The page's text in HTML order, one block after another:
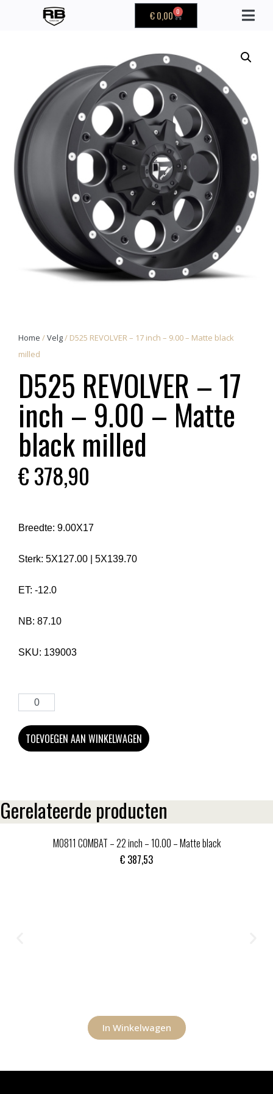
€0,00 0
Home /Velg/ D525 REVOLVER – 17 inch – 9.00 – Matte black
milled
D525 REVOLVER – 17
inch – 9.00 – Matte
black milled
€378,90
Breedte: 9.00X17
Sterk: 5X127.00 5X139.70
ET: -12.0
NB: 87.10
SKU: 139003
TOEVOEGEN AAN WINKELWAGEN
Gerelateerde producten
MO811 COMBAT – 22 inch – 10.00 – Matte black
€ 387,53
In Winkelwagen